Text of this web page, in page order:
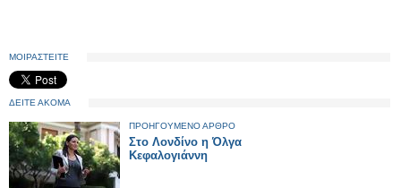
ΜΟΙΡΑΣΤΕΙΤΕ
ΔΕΙΤΕ ΑΚΟΜΑ
ΠΡΟΗΓΟΥΜΕΝΟ ΑΡΘΡΟ
Στο Λονδίνο η Όλγα
Κεφαλογιάννη